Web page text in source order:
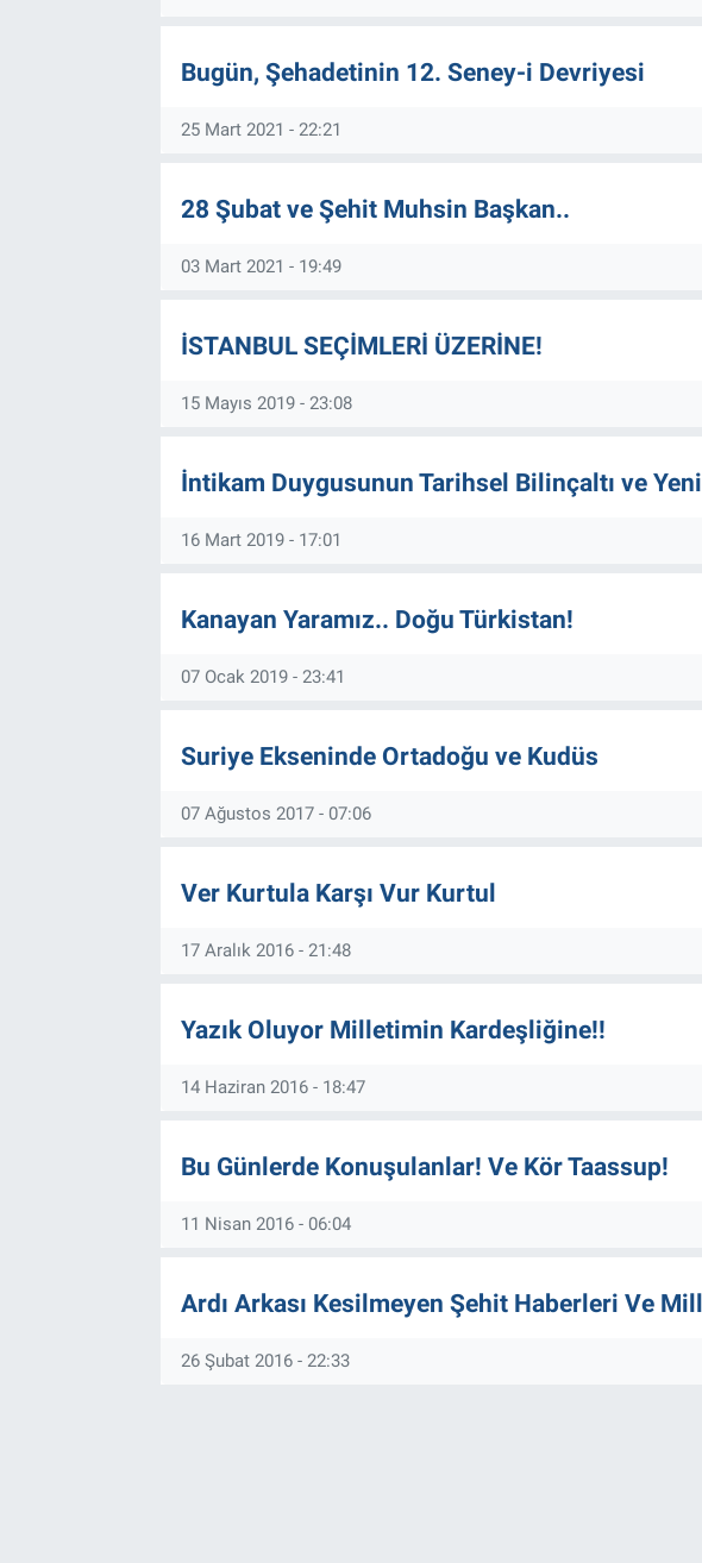
Bugün, Şehadetinin 12. Seney-i Devriyesi
25 Mart 2021 - 22:21
28 Şubat ve Şehit Muhsin Başkan..
03 Mart 2021 - 19:49
İSTANBUL SEÇİMLERİ ÜZERİNE!
15 Mayıs 2019 - 23:08
İntikam Duygusunun Tarihsel Bilinçaltı ve
16 Mart 2019 - 17:01
Kanayan Yaramız.. Doğu Türkistan!
07 Ocak 2019 - 23:41
Suriye Ekseninde Ortadoğu ve Kudüs
07 Ağustos 2017 - 07:06
Ver Kurtula Karşı Vur Kurtul
17 Aralık 2016 - 21:48
Yazık Oluyor Milletimin Kardeşliğine!!
14 Haziran 2016 - 18:47
Bu Günlerde Konuşulanlar! Ve Kör Taassup!
11 Nisan 2016 - 06:04
Ardı Arkası Kesilmeyen Şehit Haberleri Ve
26 Şubat 2016 - 22:33
HABERDE İNSAN